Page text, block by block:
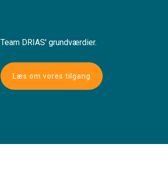
Team DRIAS' grundværdier.
Læs om vores tilgang